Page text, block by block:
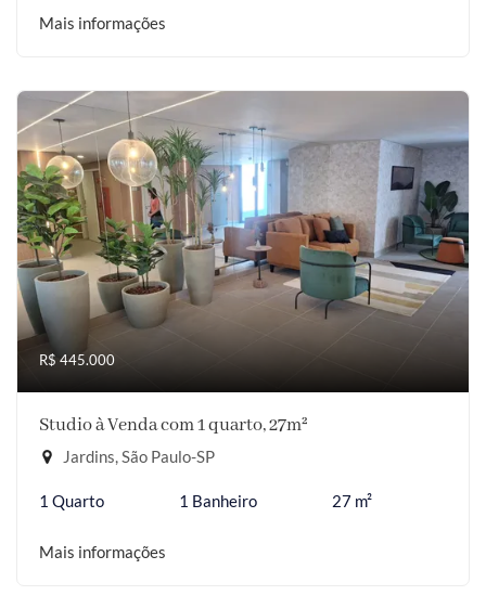
Mais informações
R$ 445.000
Studio à Venda com 1 quarto, 27m²
Jardins, São Paulo-SP
1 Quarto 1 Banheiro 27 m²
Mais informações